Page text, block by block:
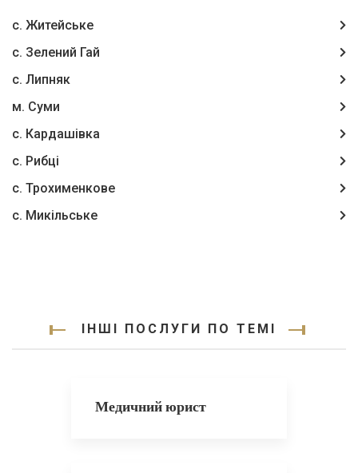
с. Житейське
с. Зелений Гай
с. Липняк
м. Суми
с. Кардашівка
с. Рибці
с. Трохименкове
с. Микільське
ІНШІ ПОСЛУГИ ПО ТЕМІ
Медичний юрист